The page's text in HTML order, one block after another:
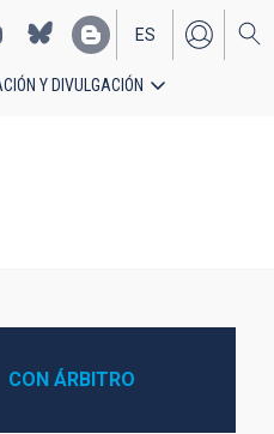
EN
ES
Y DIVULGACIÓN
CON ÁRBITRO